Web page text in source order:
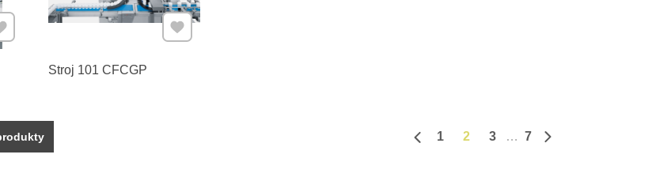
k Obľúbeným
Stroj 101 CFCGP
Pridať k Obľúbeným
1 2 3
7